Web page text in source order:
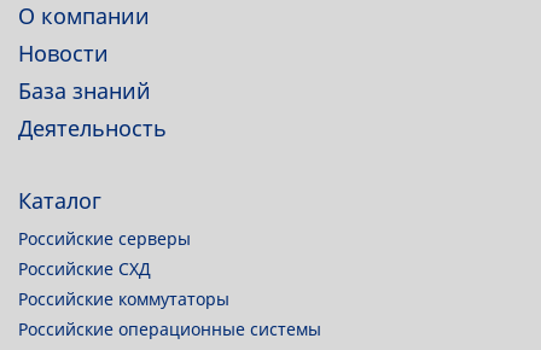
О компании
Новости
База знаний
Деятельность
Каталог
Российские серверы
Российские СХД
Российские коммутаторы
Российские операционные системы